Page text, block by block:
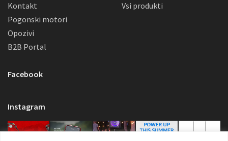
Kontakt
Pogonski motori
Opozivi
B2B Portal
Vsi produkti
Facebook
Instagram